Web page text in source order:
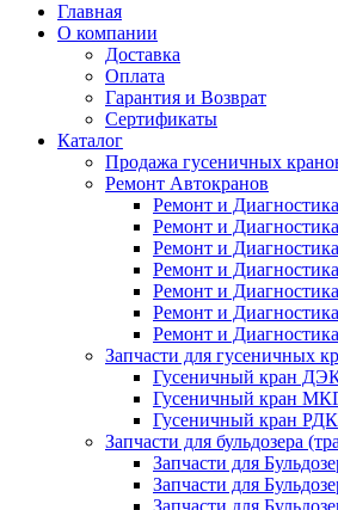
Главная
О компании
Доставка
Оплата
Гарантия и Возврат
Сертификаты
Каталог
Продажа гусеничных
Ремонт Автокранов
Ремонт и
Ремонт и
Ремонт и
Ремонт и
Ремонт и
Ремонт и
Ремонт и
Запчасти для гусеничных
Гусеничный кран
Гусеничный кран
Гусеничный кран
Запчасти для бульдозера
Запчасти для
Запчасти для
Запчасти для